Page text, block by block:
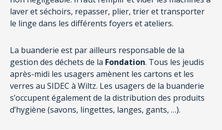
laver et séchoirs, repasser, plier, trier et transporter
le linge dans les différents foyers et ateliers.
La buanderie est par ailleurs responsable de la
gestion des déchets de la Fondation. Tous les jeudis
après-midi les usagers amènent les cartons et les
verres au SIDEC à Wiltz. Les usagers de la buanderie
s’occupent également de la distribution des produits
d’hygiène (savons, lingettes, langes, gants, …).